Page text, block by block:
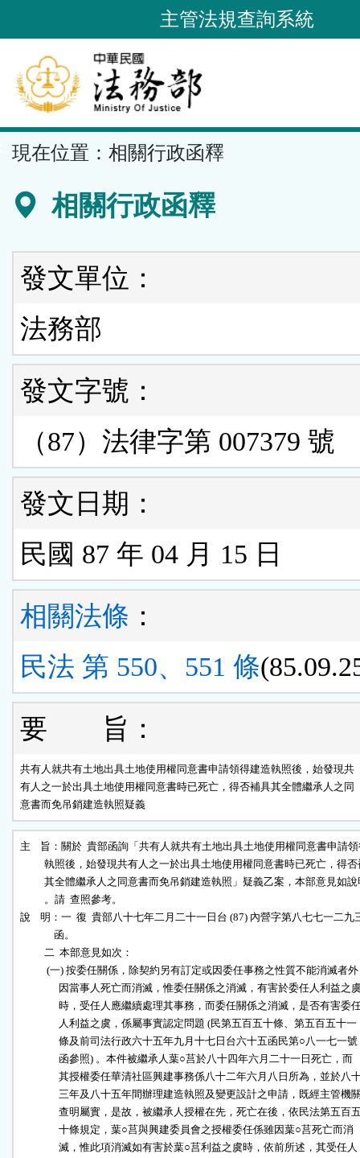
到
要
內
容
區
主管法規查詢系統
現在位置： 相關行政函釋
相關行政函釋
發文單位：
法務部
發文字號：
（87）法律字第 007379 號
發文日期：
民國 87 年 04 月 15 日
相關法條 ：
民法 第 550、551 條
要 旨：
共有人就共有土地出具土地使用權同意書申請領得建造執照後，始發現共
有人之一於出具土地使用權同意書時已死亡，得否補具其全體繼承人之同
意書而免吊銷建造執照疑義
主    旨：關於  貴部函詢「共有人就共有土地出具土地使用權同意書申請
執照後，始發現共有人之一於出具土地使用權同意書時已死亡，得
其全體繼承人之同意書而免吊銷建造執照」疑義乙案，本部意見如
          。請  查照參考。
說    明：一  復  貴部八十七年二月二十一日台 (87) 內營字第八七七一二九
              函。
          二  本部意見如次：
(一) 按委任關係，除契約另有訂定或因委任事務之性質不能消滅者
因當事人死亡而消滅，惟委任關係之消滅，有害於委任人利益之
時，受任人應繼續處理其事務，而委任關係之消滅，是否有害委
                人利益之虞，係屬事實認定問題 (民第五百五十條、第五百五十一
                條及前司法行政六十五年九月十七日台六十五函民第○八一七一號
                函參照) 。本件被繼承人葉○莒於八十四年六月二十一日死亡，而
其授權委任華清社區興建事務係八十二年六月八日所為，並於八
三年及八十五年間辦理建造執照及變更設計之申請，既經主管機
查明屬實，是故，被繼承人授權在先，死亡在後，依民法第五百
                十條規定，葉○莒與興建委員會之授權委任係雖因葉○莒死亡而消
                滅，惟此項消滅如有害於葉○莒利益之虞時，依前所述，其受任人